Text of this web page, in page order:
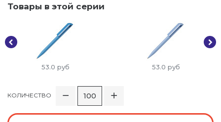
Товары в этой серии
53.0 руб 53.0 руб
КОЛИЧЕСТВО